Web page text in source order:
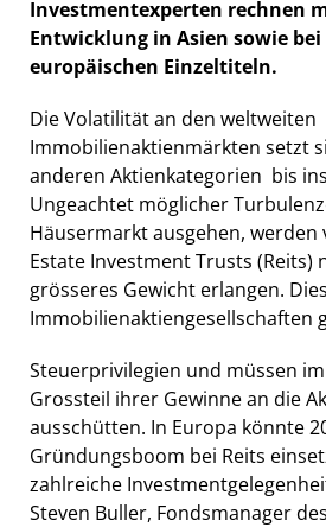
Investmentexperten rechnen
Entwicklung in Asien sowie
europäischen Einzeltiteln.
Die Volatilität an den weltweiten
Immobilienaktienmärkten setzt
anderen Aktienkategorien  bis
Ungeachtet möglicher
Häusermarkt ausgehen, werden
Estate Investment Trusts (Reits)
grösseres Gewicht erlangen.
Immobilienaktiengesellschaften
Steuerprivilegien und müssen
Grossteil ihrer Gewinne an die
ausschütten. In Europa könnte
Gründungsboom bei Reits
zahlreiche
Steven Buller, Fondsmanager